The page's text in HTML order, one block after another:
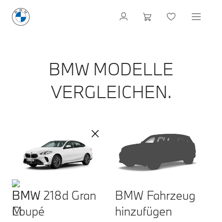
BMW MODELLE
VERGLEICHEN.
BMW 218d Gran
Coupé
BMW Fahrzeug
hinzufügen